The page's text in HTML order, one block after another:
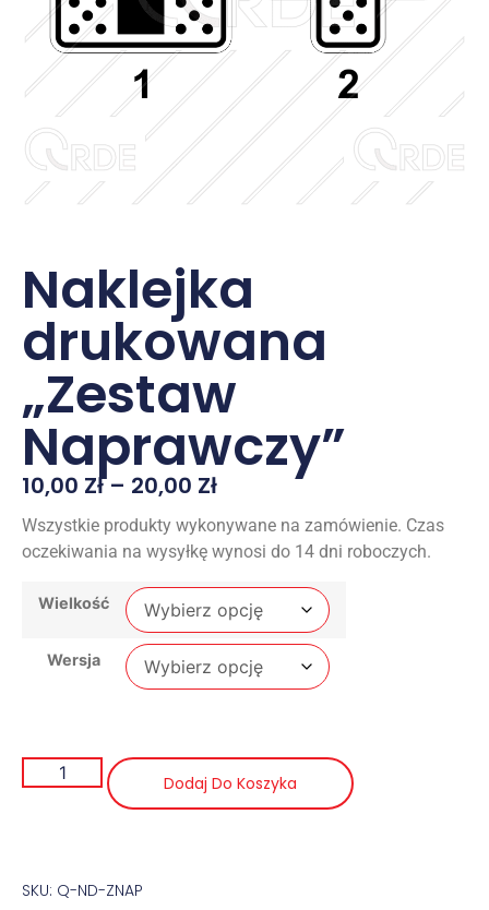
Naklejka
drukowana
„Zestaw
Naprawczy”
10,00 Zł – 20,00 Zł
Wszystkie produkty wykonywane na zamówienie. Czas
oczekiwania na wysyłkę wynosi do 14 dni roboczych.
Wielkość
Wersja
Dodaj Do Koszyka
SKU: Q-ND-ZNAP